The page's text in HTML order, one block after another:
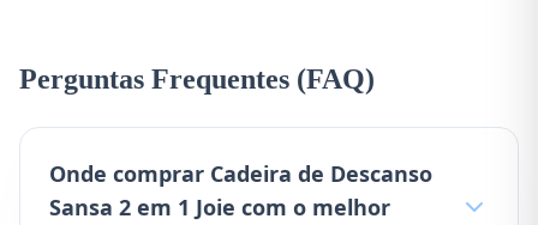
Perguntas Frequentes (FAQ)
Onde comprar Cadeira de Descanso
Sansa 2 em 1 Joie com o melhor